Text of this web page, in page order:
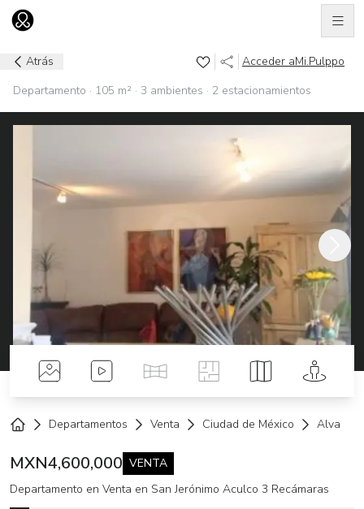
Ir al home
Atrás Acceder aMi.Pulppo
Departamento · 105 m² · 3 ambientes · 2 estacionamientos
Fotos Videos Tour VirtualPlanos Mapa Street
Departamentos Venta Ciudad de México Alvaro
MXN4,600,000 VENTA
Departamento en Venta en San Jerónimo Aculco 3 Recámaras